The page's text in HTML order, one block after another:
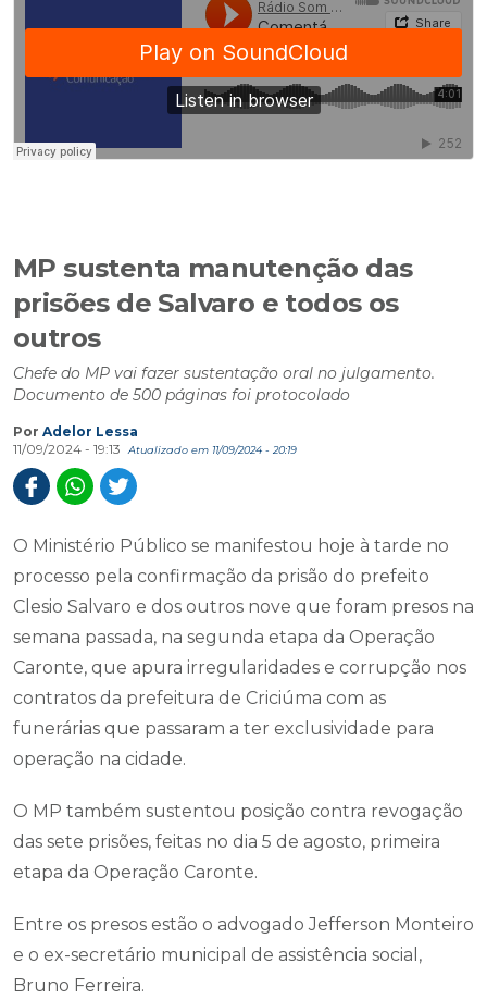
MP sustenta manutenção das
prisões de Salvaro e todos os
outros
Chefe do MP vai fazer sustentação oral no julgamento.
Documento de 500 páginas foi protocolado
Por Adelor Lessa
11/09/2024 - 19:13
Atualizado em 11/09/2024 - 20:19
O Ministério Público se manifestou hoje à tarde no
processo pela confirmação da prisão do prefeito
Clesio Salvaro e dos outros nove que foram presos na
semana passada, na segunda etapa da Operação
Caronte, que apura irregularidades e corrupção nos
contratos da prefeitura de Criciúma com as
funerárias que passaram a ter exclusividade para
operação na cidade.
O MP também sustentou posição contra revogação
das sete prisões, feitas no dia 5 de agosto, primeira
etapa da Operação Caronte.
Entre os presos estão o advogado Jefferson Monteiro
e o ex-secretário municipal de assistência social,
Bruno Ferreira.